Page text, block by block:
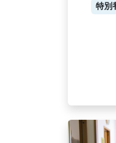
特別